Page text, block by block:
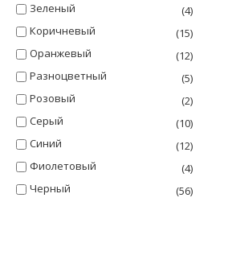
Зеленый
(4)
Коричневый
(15)
Оранжевый
(12)
Разноцветный
(5)
Розовый
(2)
Серый
(10)
Синий
(12)
Фиолетовый
(4)
Черный
(56)